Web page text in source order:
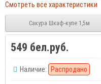
Смотреть все характеристики
Сакура Шкаф-купе 1,5м
549 бел.руб.
Наличие: Распродано